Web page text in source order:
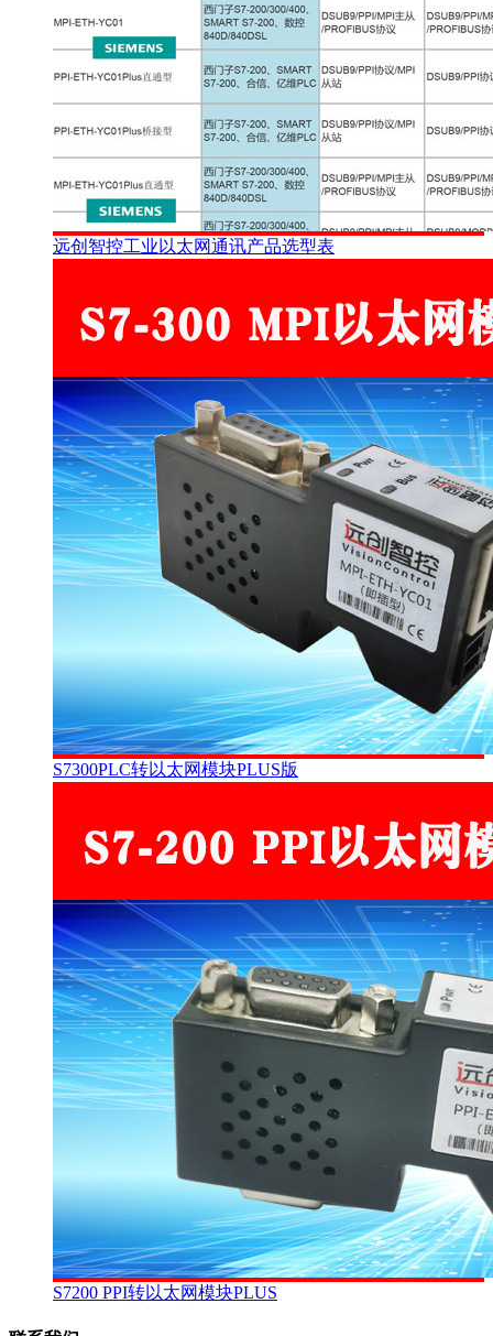
远创智控工业以太网通讯产品选型表
S7300PLC转以太网模块PLUS版
S7200 PPI转以太网模块PLUS